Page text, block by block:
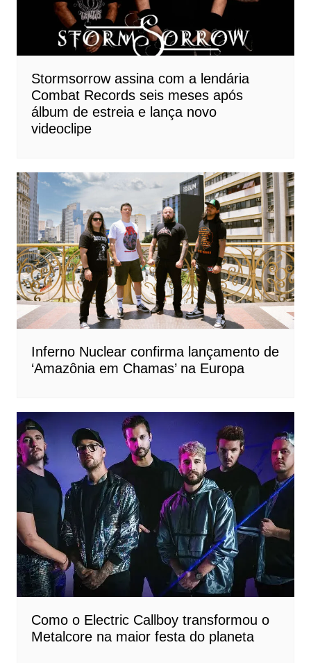
Stormsorrow assina com a lendária
Combat Records seis meses após
álbum de estreia e lança novo
videoclipe
Inferno Nuclear confirma lançamento de
‘Amazônia em Chamas’ na Europa
Como o Electric Callboy transformou o
Metalcore na maior festa do planeta